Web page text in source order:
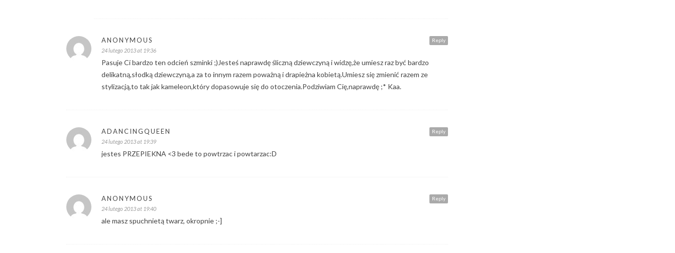
Reply
ANONYMOUS
24 lutego 2013 at 19:36
Pasuje Ci bardzo ten odcień szminki ;)Jesteś naprawdę śliczną dziewczyną i widzę,że umiesz raz być bardzo
delikatną,słodką dziewczyną,a za to innym razem poważną i drapieżna kobietą.Umiesz się zmienić razem ze
stylizacją,to tak jak kameleon,który dopasowuje się do otoczenia.Podziwiam Cię,naprawdę ;* Kaa.
Reply
ADANCINGQUEEN
24 lutego 2013 at 19:39
jestes PRZEPIEKNA <3 bede to powtrzac i powtarzac:D
Reply
ANONYMOUS
24 lutego 2013 at 19:40
ale masz spuchnietą twarz, okropnie ;-]